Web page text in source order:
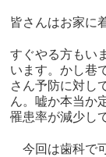
皆さんはお家に
すぐやる方もい
います。かし巷
さん予防に対し
ん。嘘か本当か
罹患率が減少し
今回は歯科で